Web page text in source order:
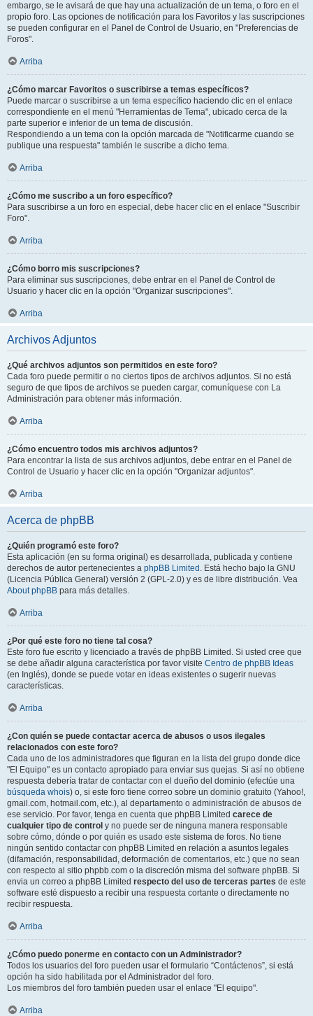
embargo, se le avisará de que hay una actualización de un tema, o foro en el
propio foro. Las opciones de notificación para los Favoritos y las suscripciones
se pueden configurar en el Panel de Control de Usuario, en "Preferencias de
Foros".
Arriba
¿Cómo marcar Favoritos o suscribirse a temas específicos?
Puede marcar o suscribirse a un tema específico haciendo clic en el enlace
correspondiente en el menú "Herramientas de Tema", ubicado cerca de la
parte superior e inferior de un tema de discusión.
Respondiendo a un tema con la opción marcada de "Notificarme cuando se
publique una respuesta" también le suscribe a dicho tema.
Arriba
¿Cómo me suscribo a un foro específico?
Para suscribirse a un foro en especial, debe hacer clic en el enlace "Suscribir
Foro".
Arriba
¿Cómo borro mis suscripciones?
Para eliminar sus suscripciones, debe entrar en el Panel de Control de
Usuario y hacer clic en la opción "Organizar suscripciones".
Arriba
Archivos Adjuntos
¿Qué archivos adjuntos son permitidos en este foro?
Cada foro puede permitir o no ciertos tipos de archivos adjuntos. Si no está
seguro de que tipos de archivos se pueden cargar, comuníquese con La
Administración para obtener más información.
Arriba
¿Cómo encuentro todos mis archivos adjuntos?
Para encontrar la lista de sus archivos adjuntos, debe entrar en el Panel de
Control de Usuario y hacer clic en la opción "Organizar adjuntos".
Arriba
Acerca de phpBB
¿Quién programó este foro?
Esta aplicación (en su forma original) es desarrollada, publicada y contiene
derechos de autor pertenecientes a phpBB Limited . Está hecho bajo la GNU
(Licencia Pública General) versión 2 (GPL-2.0) y es de libre distribución. Vea
About phpBB para más detalles.
Arriba
¿Por qué este foro no tiene tal cosa?
Este foro fue escrito y licenciado a través de phpBB Limited. Si usted cree que
se debe añadir alguna característica por favor visite Centro de phpBB Ideas
(en Inglés), donde se puede votar en ideas existentes o sugerir nuevas
características.
Arriba
¿Con quién se puede contactar acerca de abusos o usos ilegales
relacionados con este foro?
Cada uno de los administradores que figuran en la lista del grupo donde dice
"El Equipo" es un contacto apropiado para enviar sus quejas. Si así no obtiene
respuesta debería tratar de contactar con el dueño del dominio (efectúe una
búsqueda whois) o, si este foro tiene correo sobre un dominio gratuito (Yahoo!,
gmail.com, hotmail.com, etc.), al departamento o administración de abusos de
ese servicio. Por favor, tenga en cuenta que phpBB Limited carece de
cualquier tipo de control y no puede ser de ninguna manera responsable
sobre cómo, dónde o por quién es usado este sistema de foros. No tiene
ningún sentido contactar con phpBB Limited en relación a asuntos legales
(difamación, responsabilidad, deformación de comentarios, etc.) que no sean
con respecto al sitio phpbb.com o la discreción misma del software phpBB. Si
envia un correo a phpBB Limited respecto del uso de terceras partes de este
software esté dispuesto a recibir una respuesta cortante o directamente no
recibir respuesta.
Arriba
¿Cómo puedo ponerme en contacto con un Administrador?
Todos los usuarios del foro pueden usar el formulario “Contáctenos”, si está
opción ha sido habilitada por el Administrador del foro.
Los miembros del foro también pueden usar el enlace "El equipo".
Arriba